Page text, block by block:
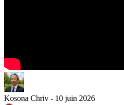
Kosona Chriv - 10 juin 2026